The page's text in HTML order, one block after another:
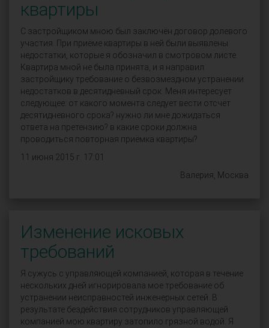
квартиры
С застройщиком мною был заключён договор долевого
участия. При приёме квартиры в ней были выявлены
недостатки, которые я обозначил в смотровом листе.
Квартира мной не была принята, и я направил
застройщику требование о безвозмездном устранении
недостатков в десятидневный срок. Меня интересует
следующее: от какого момента следует вести отсчёт
десятидневного срока? нужно ли мне дожидаться
ответа на претензию? в какие сроки должна
проводиться повторная приёмка квартиры?
11 июня 2015 г. 17:01
Валерия, Москва
Изменение исковых
требований
Я сужусь с управляющей компанией, которая в течение
нескольких дней игнорировала мое требование об
устранении неисправностей инженерных сетей. В
результате бездействия сотрудников управляющей
компанией мою квартиру затопило грязной водой. Я